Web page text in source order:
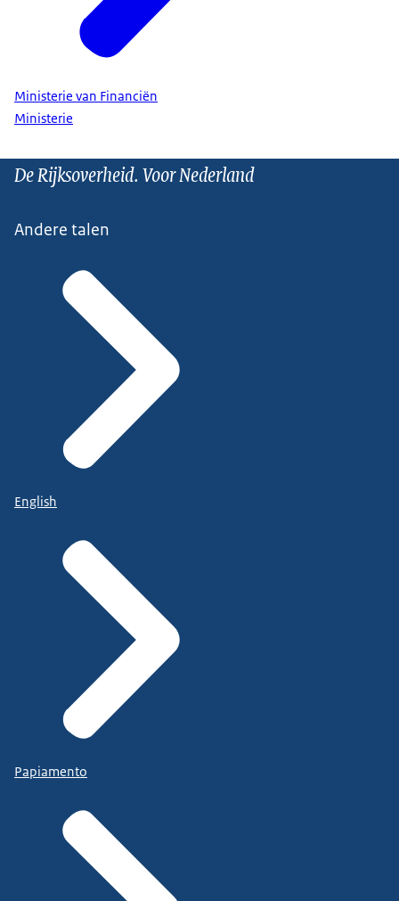
Ministerie van Financiën
Ministerie
De Rijksoverheid. Voor Nederland
Andere talen
English
Papiamento